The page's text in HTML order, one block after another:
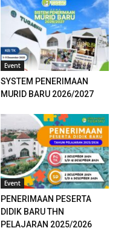
Event
SYSTEM PENERIMAAN
MURID BARU 2026/2027
Event
PENERIMAAN PESERTA
DIDIK BARU THN
PELAJARAN 2025/2026